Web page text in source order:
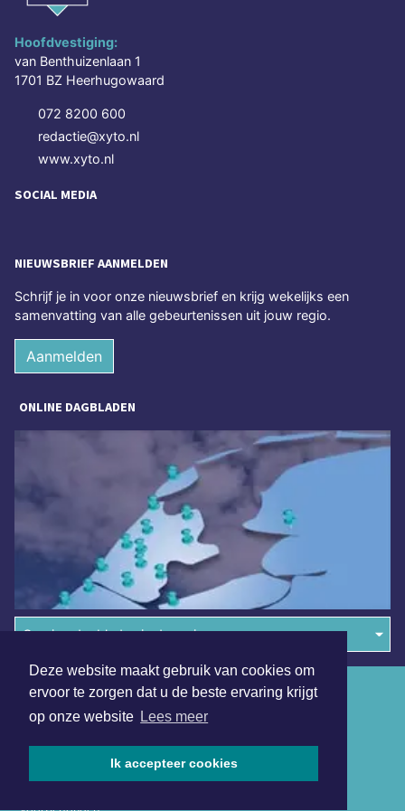
Deze website maakt gebruik van cookies om
ervoor te zorgen dat u de beste ervaring krijgt
op onze website Lees meer
Ik accepteer cookies
Hoofdvestiging:
van Benthuizenlaan 1
1701 BZ Heerhugowaard
072 8200 600
redactie@xyto.nl
www.xyto.nl
SOCIAL MEDIA
NIEUWSBRIEF AANMELDEN
Schrijf je in voor onze nieuwsbrief en krijg wekelijks een
samenvatting van alle gebeurtenissen uit jouw regio.
Aanmelden
ONLINE DAGBLADEN
Overige dagbladen in de regio
Algemene voorwaarden
Disclaimer